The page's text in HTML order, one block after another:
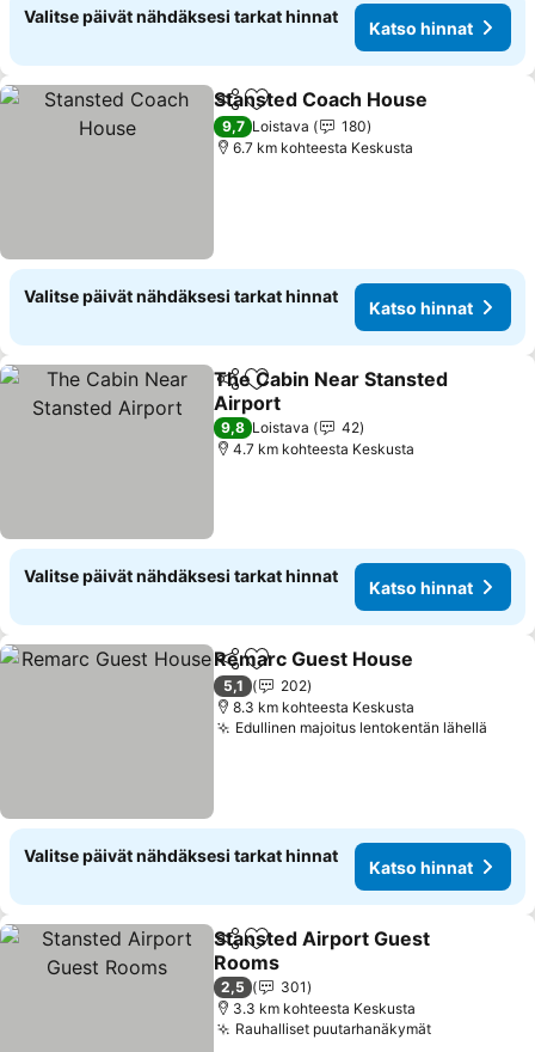
Valitse päivät nähdäksesi tarkat hinnat
Katso hinnat
Jaa Lisää suosikkeihin
Stansted Coach House
9,7 Loistava
180
6.7 km kohteesta Keskusta
Valitse päivät nähdäksesi tarkat hinnat
Katso hinnat
Jaa Lisää suosikkeihin
The Cabin Near Stansted
Airport
9,8 Loistava
42
4.7 km kohteesta Keskusta
Valitse päivät nähdäksesi tarkat hinnat
Katso hinnat
Jaa Lisää suosikkeihin
Remarc Guest House
5,1
202
8.3 km kohteesta Keskusta
Edullinen majoitus lentokentän lähellä
Valitse päivät nähdäksesi tarkat hinnat
Katso hinnat
Jaa Lisää suosikkeihin
Stansted Airport Guest
Rooms
2,5
301
3.3 km kohteesta Keskusta
Rauhalliset puutarhanäkymät